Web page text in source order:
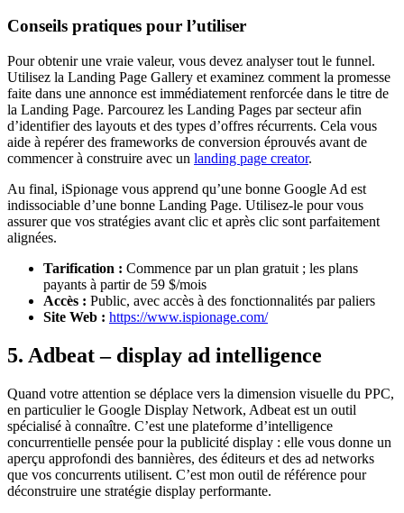
Conseils pratiques pour l’utiliser
Pour obtenir une vraie valeur, vous devez analyser tout le funnel.
Utilisez la Landing Page Gallery et examinez comment la promesse
faite dans une annonce est immédiatement renforcée dans le titre de
la Landing Page. Parcourez les Landing Pages par secteur afin
d’identifier des layouts et des types d’offres récurrents. Cela vous
aide à repérer des frameworks de conversion éprouvés avant de
commencer à construire avec un landing page creator.
Au final, iSpionage vous apprend qu’une bonne Google Ad est
indissociable d’une bonne Landing Page. Utilisez-le pour vous
assurer que vos stratégies avant clic et après clic sont parfaitement
alignées.
Tarification : Commence par un plan gratuit ; les plans
payants à partir de 59 $/mois
Accès : Public, avec accès à des fonctionnalités par paliers
Site Web : https://www.ispionage.com/
5. Adbeat – display ad intelligence
Quand votre attention se déplace vers la dimension visuelle du PPC,
en particulier le Google Display Network, Adbeat est un outil
spécialisé à connaître. C’est une plateforme d’intelligence
concurrentielle pensée pour la publicité display : elle vous donne un
aperçu approfondi des bannières, des éditeurs et des ad networks
que vos concurrents utilisent. C’est mon outil de référence pour
déconstruire une stratégie display performante.